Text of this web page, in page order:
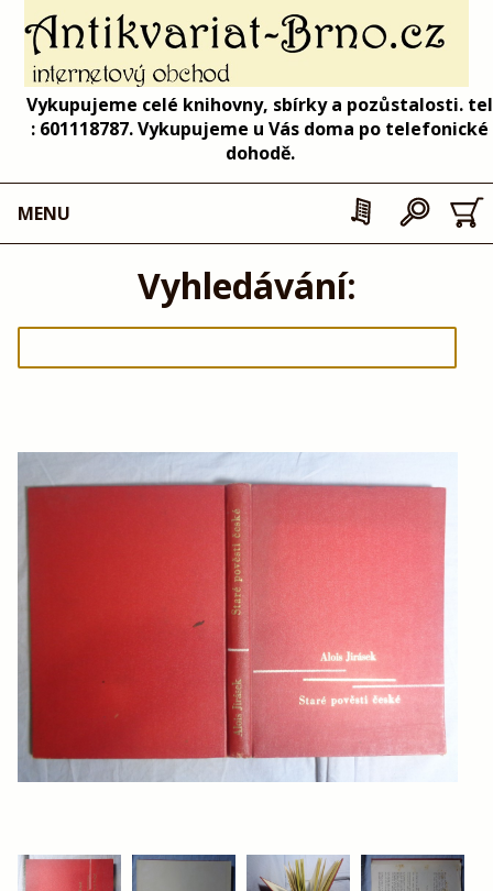
Vykupujeme celé knihovny, sbírky a pozůstalosti. tel
: 601118787. Vykupujeme u Vás doma po telefonické
dohodě.
MENU
Vyhledávání: